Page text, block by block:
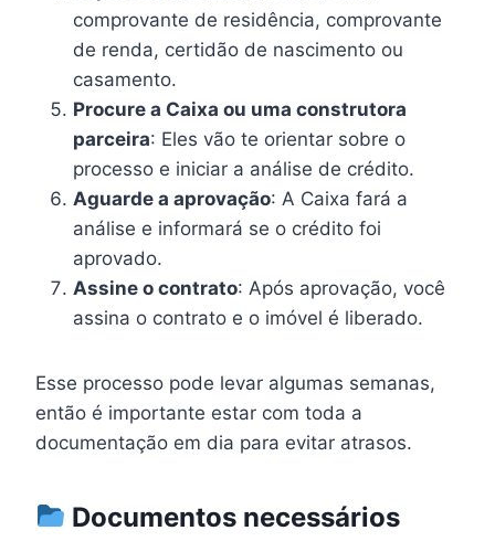
comprovante de residência, comprovante
de renda, certidão de nascimento ou
casamento.
Procure a Caixa ou uma construtora
parceira: Eles vão te orientar sobre o
processo e iniciar a análise de crédito.
Aguarde a aprovação: A Caixa fará a
análise e informará se o crédito foi
aprovado.
Assine o contrato: Após aprovação, você
assina o contrato e o imóvel é liberado.
Esse processo pode levar algumas semanas,
então é importante estar com toda a
documentação em dia para evitar atrasos.
Documentos necessários